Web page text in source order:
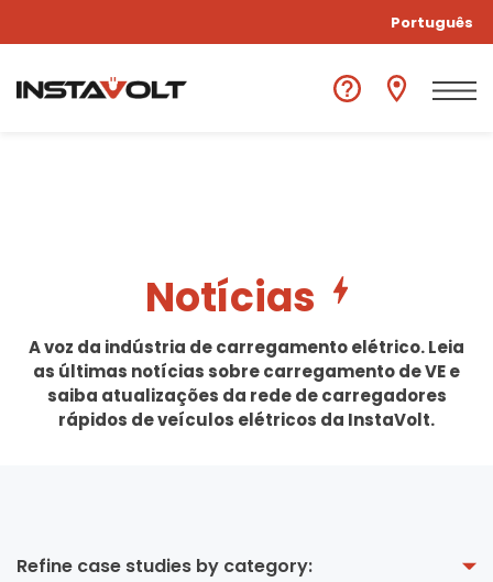
Português
Notícias
A voz da indústria de carregamento elétrico. Leia
as últimas notícias sobre carregamento de VE e
saiba atualizações da rede de carregadores
rápidos de veículos elétricos da InstaVolt.
Refine case studies by category: